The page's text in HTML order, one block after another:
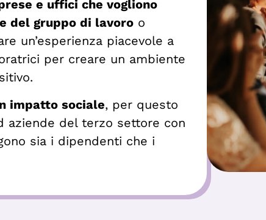
e uffici che vogliono
del gruppo di lavoro o
un’esperienza piacevole a
per creare un ambiente
impatto sociale, per questo
aziende del terzo settore con
sia i dipendenti che i